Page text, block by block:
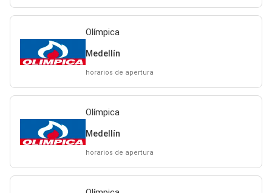
Olímpica
Medellín
horarios de apertura
Olímpica
Medellín
horarios de apertura